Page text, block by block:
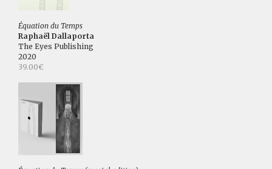
Équation du Temps
Raphaël Dallaporta
The Eyes Publishing
2020
39.00€